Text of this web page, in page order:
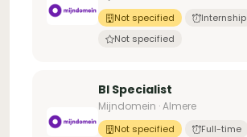
Not specified
Internship
Not specified
BI Specialist
Mijndomein · Almere
Not specified
Full-time